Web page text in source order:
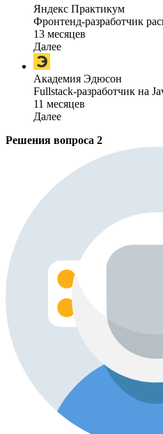
Яндекс Практикум
Фронтенд-разработчик
13 месяцев
Далее
Академия Эдюсон
Fullstack-разработчик на
11 месяцев
Далее
Решения вопроса 2